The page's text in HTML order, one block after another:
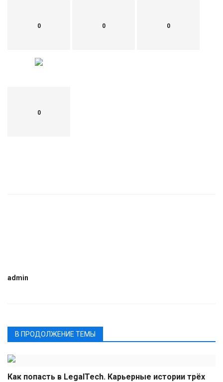
0 0 0
0
admin
В ПРОДОЛЖЕНИЕ ТЕМЫ
Как попасть в LegalTech. Карьерные истории трёх